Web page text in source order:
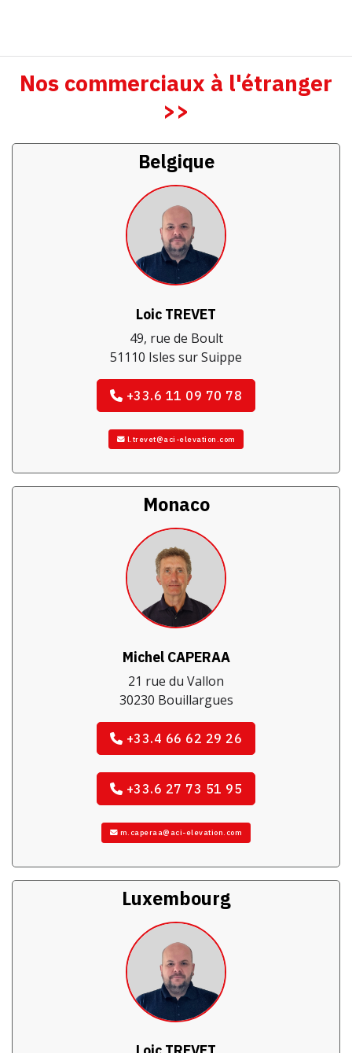
Nos commerciaux à l'étranger
>>
Belgique
Loic TREVET
49, rue de Boult
51110 Isles sur Suippe
+33.6 11 09 70 78
l.trevet@aci-elevation.com
Monaco
Michel CAPERAA
21 rue du Vallon
30230 Bouillargues
+33.4 66 62 29 26
+33.6 27 73 51 95
m.caperaa@aci-elevation.com
Luxembourg